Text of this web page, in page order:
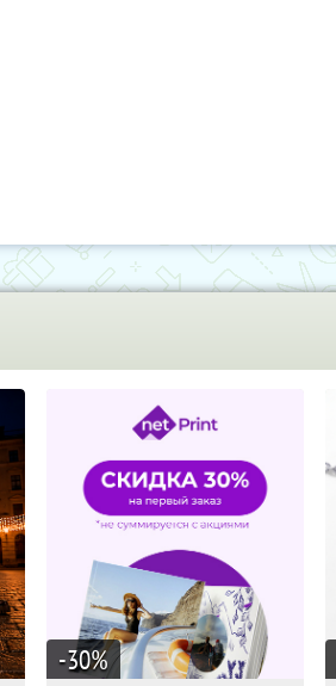
-30%